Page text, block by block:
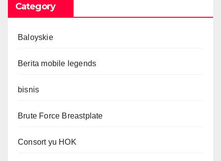
Category
Baloyskie
Berita mobile legends
bisnis
Brute Force Breastplate
Consort yu HOK